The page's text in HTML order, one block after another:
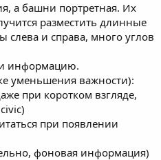
а башни портретная. Их
разместить длинные
слева и справа, много углов
информацию.
уменьшения важности):
при коротком взгляде,
при появлении
фоновая информация)